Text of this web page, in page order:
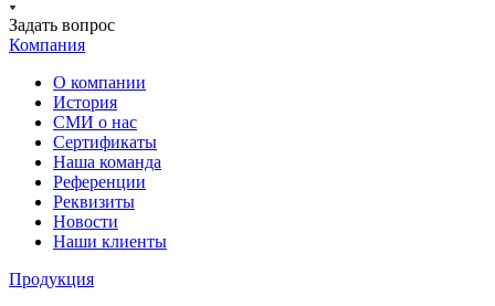
Задать вопрос
Компания
О компании
История
СМИ о нас
Cертификаты
Наша команда
Референции
Реквизиты
Новости
Наши клиенты
Продукция